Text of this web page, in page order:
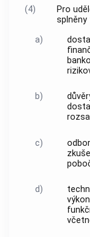
(4)
Pro
splněny
a)
b)
c)
d)